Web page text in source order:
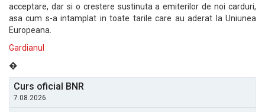
acceptare, dar si o crestere sustinuta a emiterilor de noi carduri,
asa cum s-a intamplat in toate tarile care au aderat la Uniunea
Europeana.
Gardianul
�
Curs oficial BNR
7.08.2026